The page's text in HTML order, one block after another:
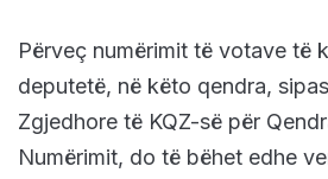
Përveç numërimit të votave të
deputetë, në këto qendra,
Zgjedhore të KQZ-së për
Numërimit, do të bëhet edhe